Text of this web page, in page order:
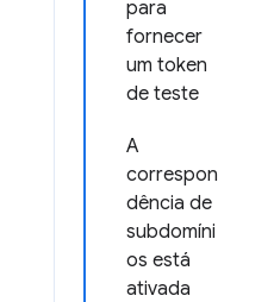
para
fornecer
um token
de teste
A
correspon
dência de
subdomíni
os está
ativada